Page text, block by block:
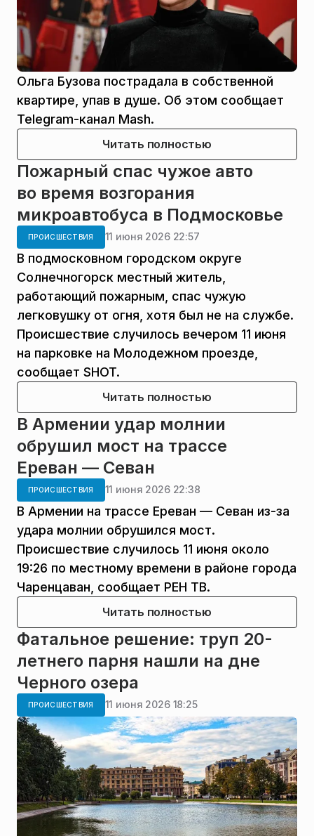
Ольга Бузова пострадала в собственной
квартире, упав в душе. Об этом сообщает
Telegram-канал Mash.
Читать полностью
Пожарный спас чужое авто
во время возгорания
микроавтобуса в Подмосковье
ПРОИСШЕСТВИЯ 11 июня 2026 22:57
В подмосковном городском округе
Солнечногорск местный житель,
работающий пожарным, спас чужую
легковушку от огня, хотя был не на службе.
Происшествие случилось вечером 11 июня
на парковке на Молодежном проезде,
сообщает SHOT.
Читать полностью
В Армении удар молнии
обрушил мост на трассе
Ереван — Севан
ПРОИСШЕСТВИЯ 11 июня 2026 22:38
В Армении на трассе Ереван — Севан из-за
удара молнии обрушился мост.
Происшествие случилось 11 июня около
19:26 по местному времени в районе города
Чаренцаван, сообщает РЕН ТВ.
Читать полностью
Фатальное решение: труп 20-
летнего парня нашли на дне
Черного озера
ПРОИСШЕСТВИЯ 11 июня 2026 18:25